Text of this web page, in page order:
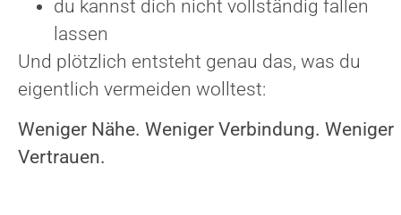
du kannst dich nicht vollständig fallen
lassen
Und plötzlich entsteht genau das, was du
eigentlich vermeiden wolltest:
Weniger Nähe. Weniger Verbindung. Weniger
Vertrauen.